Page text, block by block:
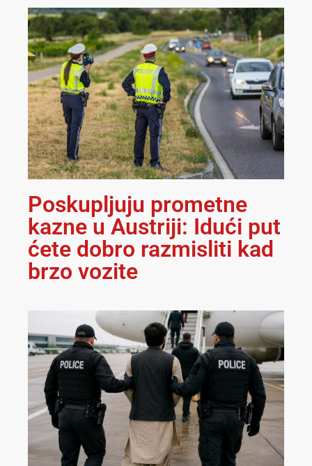
Poskupljuju prometne
kazne u Austriji: Idući put
ćete dobro razmisliti kad
brzo vozite